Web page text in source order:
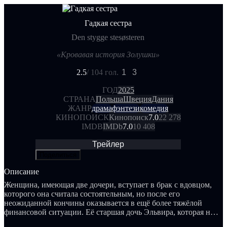
Гадкая сестра
Den stygge stesøsteren
«Кровавая история Золушки»
2.5/ 104 гол. 1 3
ГОД2025
СТРАНАПольшаШвецияДания
ЖАНРдрамафэнтезикомедия
КИНОПОИСККинопоиск7.022 278
IMDBIMDb7.010 408
Трейлер
Описание
Женщина, имеющая две дочери, вступает в брак с вдовцом,
которого она считала состоятельным, но после его
неожиданной кончины оказывается в ещё более тяжёлой
финансовой ситуации. Её старшая дочь Эльвира, которая не